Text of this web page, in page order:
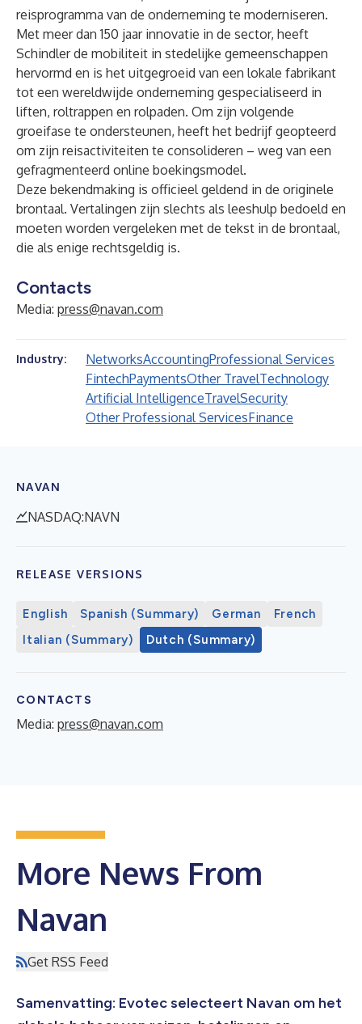
reisprogramma van de onderneming te moderniseren.
Met meer dan 150 jaar innovatie in de sector, heeft
Schindler de mobiliteit in stedelijke gemeenschappen
hervormd en is het uitgegroeid van een lokale fabrikant
tot een wereldwijde onderneming gespecialiseerd in
liften, roltrappen en rolpaden. Om zijn volgende
groeifase te ondersteunen, heeft het bedrijf geopteerd
om zijn reisactiviteiten te consolideren – weg van een
gefragmenteerd online boekingsmodel.
Deze bekendmaking is officieel geldend in de originele
brontaal. Vertalingen zijn slechts als leeshulp bedoeld en
moeten worden vergeleken met de tekst in de brontaal,
die als enige rechtsgeldig is.
Contacts
Media: press@navan.com
Industry: NetworksAccountingProfessional Services
FintechPaymentsOther TravelTechnology
Artificial IntelligenceTravelSecurity
Other Professional ServicesFinance
NAVAN
NASDAQ:NAVN
RELEASE VERSIONS
English Spanish (Summary) German
French
Italian (Summary)
Dutch (Summary)
CONTACTS
Media: press@navan.com
More News From
Navan
Get RSS Feed
Samenvatting: Evotec selecteert Navan om het